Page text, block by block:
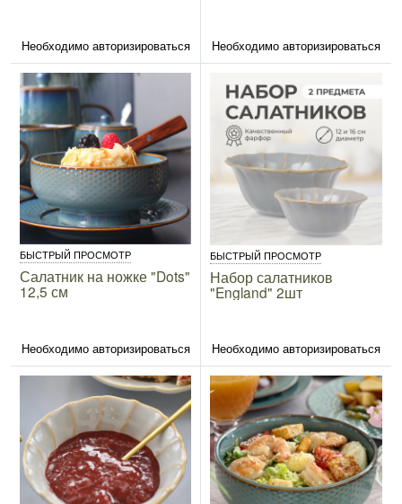
Необходимо авторизироваться Необходимо авторизироваться
БЫСТРЫЙ ПРОСМОТР
Салатник на ножке "Dots"
12,5 см
Необходимо авторизироваться
БЫСТРЫЙ ПРОСМОТР
Набор салатников
"England" 2шт
Необходимо авторизироваться